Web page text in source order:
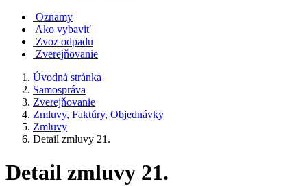
Oznamy
Ako vybaviť
Zvoz odpadu
Zverejňovanie
Úvodná stránka
Samospráva
Zverejňovanie
Zmluvy, Faktúry, Objednávky
Zmluvy
Detail zmluvy 21.
Detail zmluvy 21.